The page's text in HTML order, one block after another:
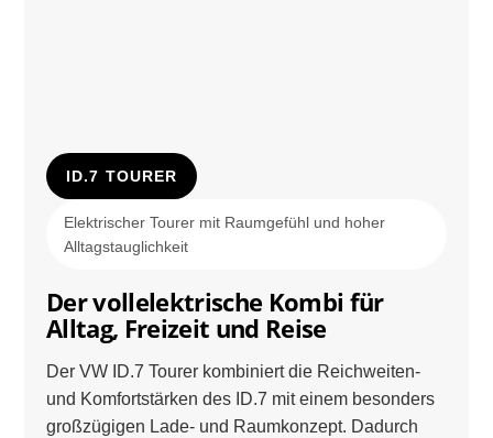
ID.7 TOURER
Elektrischer Tourer mit Raumgefühl und hoher
Alltagstauglichkeit
Der vollelektrische Kombi für
Alltag, Freizeit und Reise
Der VW ID.7 Tourer kombiniert die Reichweiten-
und Komfortstärken des ID.7 mit einem besonders
großzügigen Lade- und Raumkonzept. Dadurch